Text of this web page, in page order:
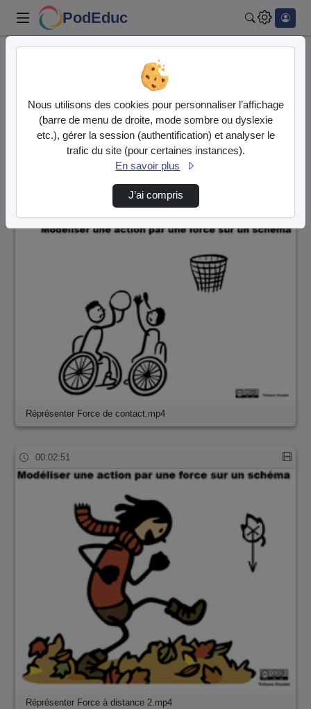
PodEduc
10 vidéos trouvées
Audio Vidéo
Direction de tri
Réprésenter Force de contact.mp4
00:02:51
Réprésenter Force à distance 2.mp4
Nous utilisons des cookies pour personnaliser l’affichage
(barre de menu de droite, mode sombre ou dyslexie
etc.), gérer la session (authentification) et analyser le
trafic du site (pour certaines instances).
En savoir plus
J’ai compris